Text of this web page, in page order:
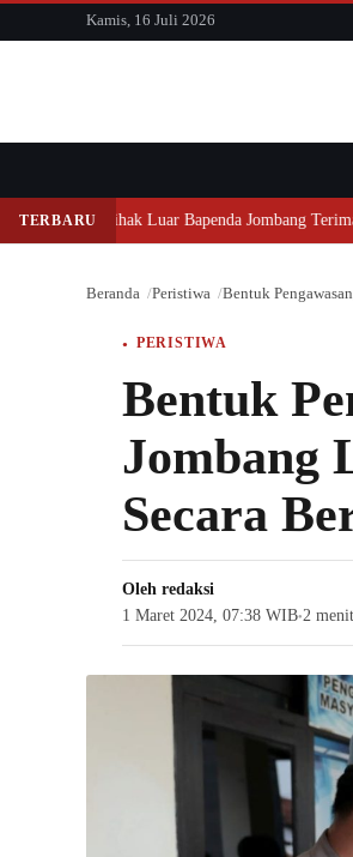
Kamis, 16 Juli 2026
TERBARU
Mengapa Pihak Luar Bapenda Jombang
Beranda Peristiwa Bentuk
PERISTIWA
Bentuk
Jombang
Secara
Oleh redaksi
1 Maret 2024, 07:38 WIB●2